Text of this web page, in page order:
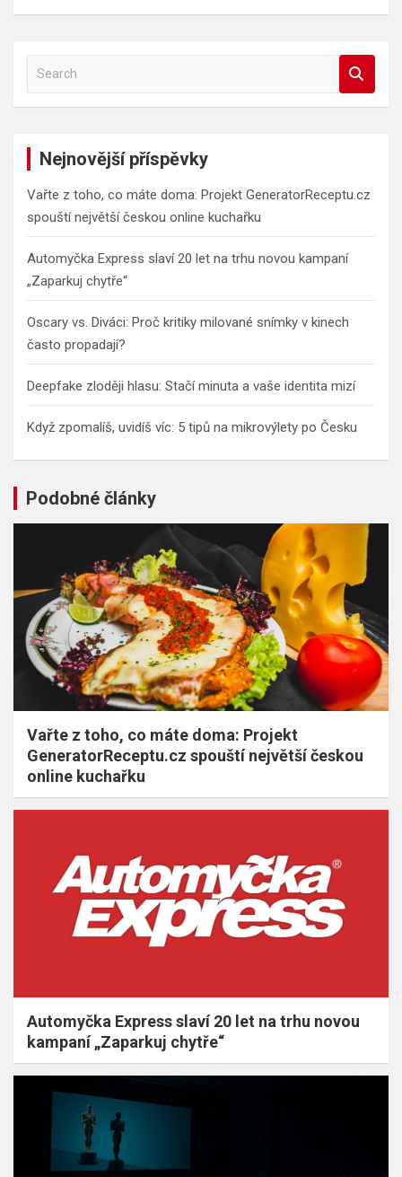
a
Nejnovější příspěvky
Vařte z toho, co máte doma: Projekt GeneratorReceptu.cz
spouští největší českou online kuchařku
Automyčka Express slaví 20 let na trhu novou kampaní
„Zaparkuj chytře“
Oscary vs. Diváci: Proč kritiky milované snímky v kinech
často propadají?
Deepfake zloději hlasu: Stačí minuta a vaše identita mizí
Když zpomalíš, uvidíš víc: 5 tipů na mikrovýlety po Česku
Podobné články
Vařte z toho, co máte doma: Projekt
GeneratorReceptu.cz spouští největší českou
online kuchařku
Automyčka Express slaví 20 let na trhu novou
kampaní „Zaparkuj chytře“